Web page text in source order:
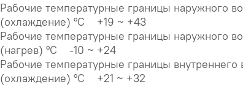
Рабочие температурные границы наружного
(охлаждение) °C +19 ~ +43
Рабочие температурные границы наружного
(нагрев) °C -10 ~ +24
Рабочие температурные границы внутреннего
(охлаждение) °C +21 ~ +32